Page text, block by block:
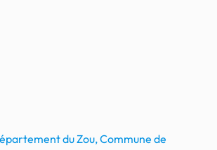
du Zou, Commune de